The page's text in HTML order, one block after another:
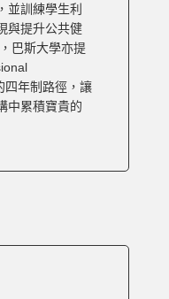
並訓練學生利
與提升公共健
巴斯大學亦提
四年制路徑，讓
中累積寶貴的